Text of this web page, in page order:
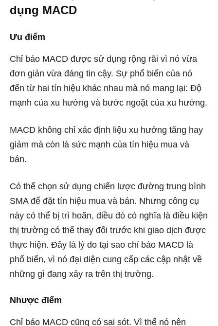
dụng MACD
Ưu điểm
Chỉ báo MACD được sử dụng rộng rãi vì nó vừa
đơn giản vừa đáng tin cậy. Sự phổ biến của nó
đến từ hai tín hiệu khác nhau mà nó mang lại: Độ
mạnh của xu hướng và bước ngoặt của xu hướng.
MACD không chỉ xác định liệu xu hướng tăng hay
giảm mà còn là sức mạnh của tín hiệu mua và
bán.
Có thể chọn sử dụng chiến lược đường trung bình
SMA để đặt tín hiệu mua và bán. Nhưng công cụ
này có thể bị trì hoãn, điều đó có nghĩa là điều kiện
thị trường có thể thay đổi trước khi giao dịch được
thực hiện. Đây là lý do tại sao chỉ báo MACD là
phổ biến, vì nó đại diện cung cấp các cập nhật về
những gì đang xảy ra trên thị trường.
Nhược điểm
Chỉ báo MACD cũng có sai sót. Vì thế nó nên